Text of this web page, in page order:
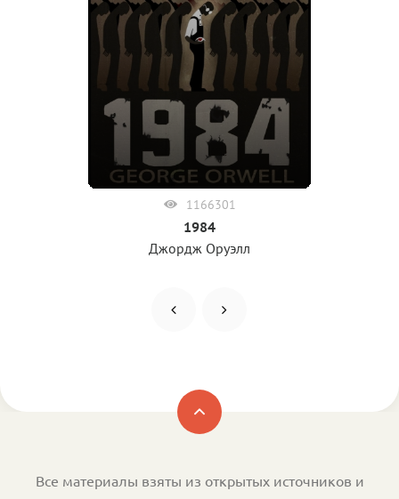
1166301
1984
Джордж Оруэлл
Все материалы взяты из открытых источников и